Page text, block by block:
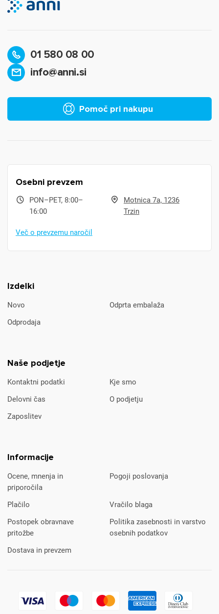
01 580 08 00
info@anni.si
Pomoč pri nakupu
Izdelki
Novo
Odprta embalaža
Odprodaja
Naše podjetje
Kontaktni podatki
Kje smo
Delovni čas
O podjetju
Zaposlitev
Informacije
Ocene, mnenja in
priporočila
Pogoji poslovanja
Plačilo
Vračilo blaga
Postopek obravnave
pritožbe
Politika zasebnosti in varstvo
osebnih podatkov
Dostava in prevzem
Osebni prevzem
PON–PET, 8:00–
16:00
Motnica 7a, 1236
Trzin
Več o prevzemu naročil